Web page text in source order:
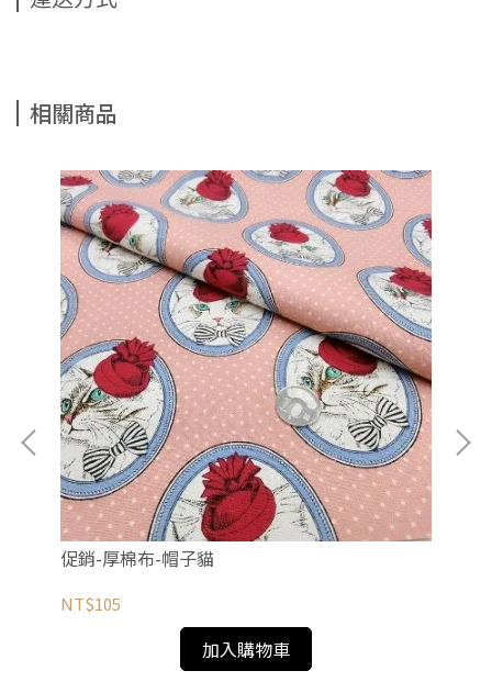
相關商品
促銷-厚棉布-帽子貓
NT$105
加入購物車